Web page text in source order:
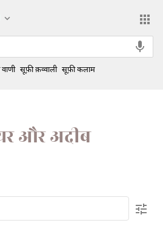
और अदीब
सूफ़ी क़व्वाली सूफ़ी कलाम